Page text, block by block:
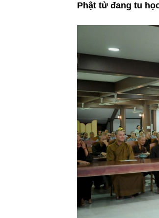
Phật tử đang tu